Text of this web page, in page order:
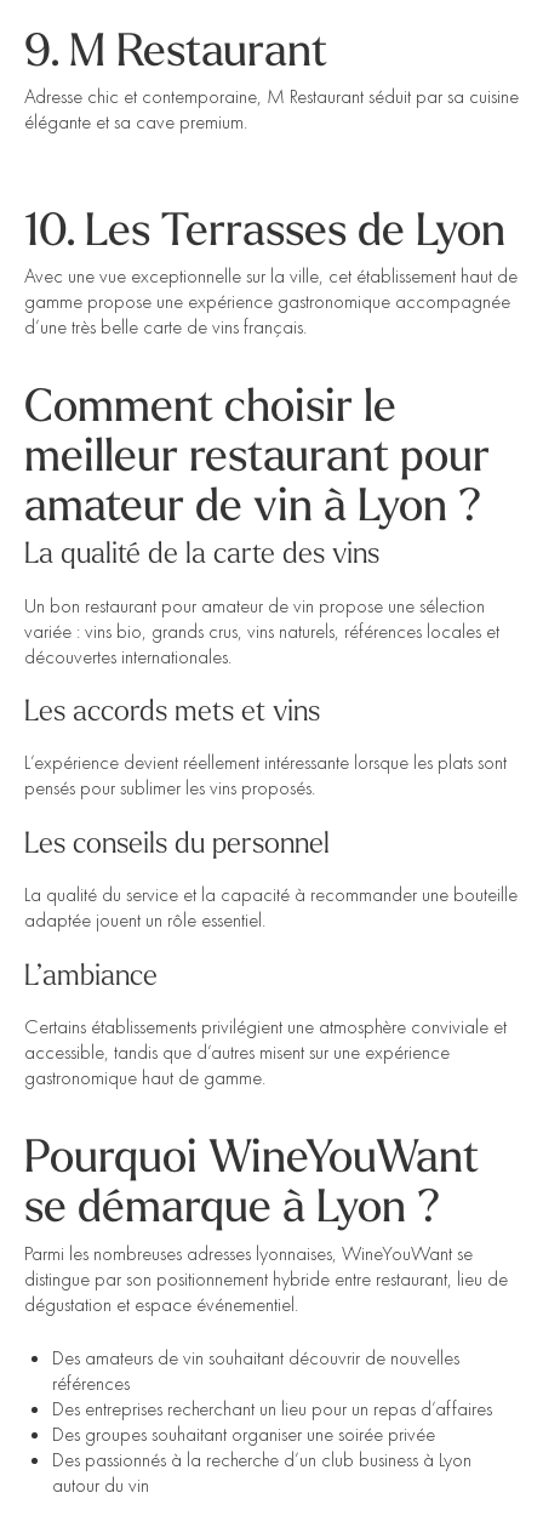
9. M Restaurant
Adresse chic et contemporaine, M Restaurant séduit par sa cuisine
élégante et sa cave premium.
10. Les Terrasses de Lyon
Avec une vue exceptionnelle sur la ville, cet établissement haut de
gamme propose une expérience gastronomique accompagnée
d’une très belle carte de vins français.
Comment choisir le
meilleur restaurant pour
amateur de vin à Lyon ?
La qualité de la carte des vins
Un bon restaurant pour amateur de vin propose une sélection
variée : vins bio, grands crus, vins naturels, références locales et
découvertes internationales.
Les accords mets et vins
L’expérience devient réellement intéressante lorsque les plats sont
pensés pour sublimer les vins proposés.
Les conseils du personnel
La qualité du service et la capacité à recommander une bouteille
adaptée jouent un rôle essentiel.
L’ambiance
Certains établissements privilégient une atmosphère conviviale et
accessible, tandis que d’autres misent sur une expérience
gastronomique haut de gamme.
Pourquoi WineYouWant
se démarque à Lyon ?
Parmi les nombreuses adresses lyonnaises, WineYouWant se
distingue par son positionnement hybride entre restaurant, lieu de
dégustation et espace événementiel.
Des amateurs de vin souhaitant découvrir de nouvelles
références
Des entreprises recherchant un lieu pour un repas d’affaires
Des groupes souhaitant organiser une soirée privée
Des passionnés à la recherche d’un club business à Lyon
autour du vin